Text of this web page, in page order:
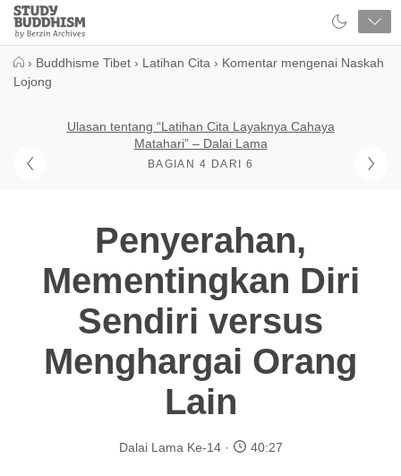
Close
Study
Buddhism
› Buddhisme Tibet › Latihan Cita › Komentar mengenai Naskah
Lojong
Ulasan tentang “Latihan Cita Layaknya Cahaya
Matahari” – Dalai Lama
BAGIAN 4 DARI 6
Penyerahan,
Mementingkan Diri
Sendiri versus
Menghargai Orang
Lain
Dalai Lama Ke-14 40:27